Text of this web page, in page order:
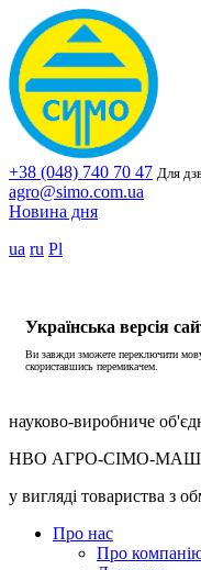
+38 (048) 740 70 47 Для
agro@simo.com.ua
Новина дня
ua ru Pl
Українська версія
Ви завжди зможете переключити
скориставшись перемикачем.
науково-виробниче
НВО АГРО-СІМО-
у вигляді товариства з
Про нас
Про